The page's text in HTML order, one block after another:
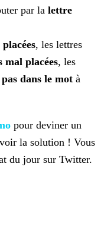
par la lettre
, les lettres
mal placées, les
pas dans le mot à
pour deviner un
la solution ! Vous
du jour sur Twitter.